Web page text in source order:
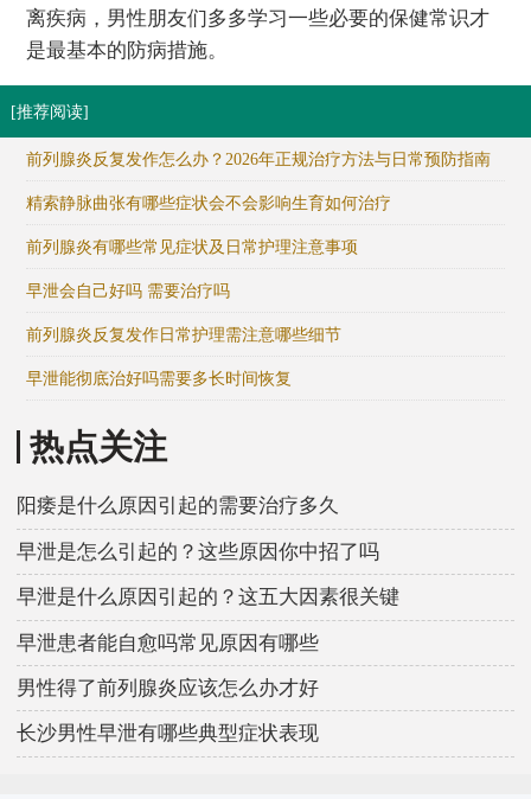
离疾病，男性朋友们多多学习一些必要的保健常识才
是最基本的防病措施。
[推荐阅读]
前列腺炎反复发作怎么办？2026年正规治疗方法与日常预防指南
精索静脉曲张有哪些症状会不会影响生育如何治疗
前列腺炎有哪些常见症状及日常护理注意事项
早泄会自己好吗 需要治疗吗
前列腺炎反复发作日常护理需注意哪些细节
早泄能彻底治好吗需要多长时间恢复
热点关注
阳痿是什么原因引起的需要治疗多久
早泄是怎么引起的？这些原因你中招了吗
早泄是什么原因引起的？这五大因素很关键
早泄患者能自愈吗常见原因有哪些
男性得了前列腺炎应该怎么办才好
长沙男性早泄有哪些典型症状表现